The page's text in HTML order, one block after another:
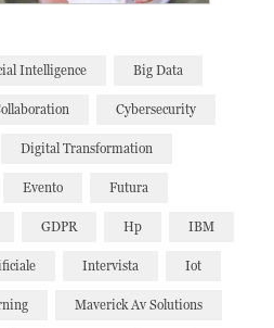
Intelligence Big Data
Cybersecurity
Digital Transformation
Evento Futura
GDPR Hp IBM
Intervista Iot
Maverick Av Solutions